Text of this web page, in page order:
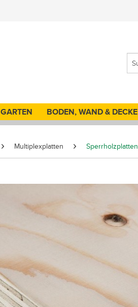
GARTEN BODEN, WAND & DECKE
Multiplexplatten Sperrholzplatten